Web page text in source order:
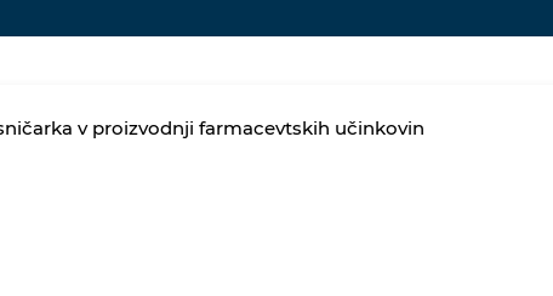
v proizvodnji farmacevtskih učinkovin